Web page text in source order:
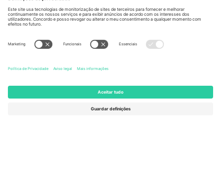
Germany
Unter den Linden 24, 10117
United Kingdom
167 City Road, London, Greater
Kingdom
United States
Newark, Delaware 19713, United
States
Engelberg, Switzerland